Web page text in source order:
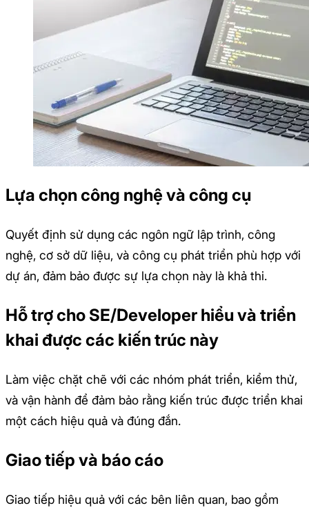
Lựa chọn công nghệ và công cụ
Quyết định sử dụng các ngôn ngữ lập trình, công
nghệ, cơ sở dữ liệu, và công cụ phát triển phù hợp với
dự án, đảm bảo được sự lựa chọn này là khả thi.
Hỗ trợ cho SE/Developer hiểu và triển
khai được các kiến trúc này
Làm việc chặt chẽ với các nhóm phát triển, kiểm thử,
và vận hành để đảm bảo rằng kiến trúc được triển khai
một cách hiệu quả và đúng đắn.
Giao tiếp và báo cáo
Giao tiếp hiệu quả với các bên liên quan, bao gồm